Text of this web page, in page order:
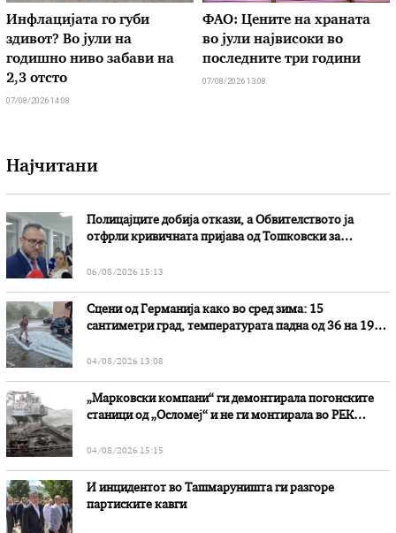
Инфлацијата го губи
здивот? Во јули на
годишно ниво забави на
2,3 отсто
07/08/2026 14:08
ФАО: Цените на храната
во јули највисоки во
последните три години
07/08/2026 13:08
Најчитани
Полицајците добија откази, а Обвителството ја
отфрли кривичната пријава од Тошковски за
06/08/2026 15:13
Сцени од Германија како во сред зима: 15
сантиметри град, температурата падна од 36 на 19
04/08/2026 13:08
„Марковски компани“ ги демонтирала погонските
станици од „Осломеј“ и не ги монтирала во РЕК
04/08/2026 15:15
И инцидентот во Ташмаруништa ги разгоре
партиските кавги